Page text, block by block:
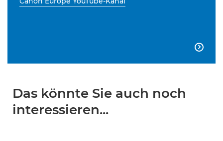

Das könnte Sie auch noch
interessieren...